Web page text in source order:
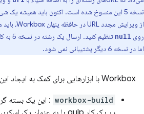
نسخه 5 این منسوخ شده است. اکنون باید همیشه یک
از ویرایش مجدد URL در حافظه پنهان Workbox، باید مشخصاً ویژگی
روی null
تنظیم
اما در نسخه 6 دیگر پشتیبانی نمی شود.
Workbox با ابزارهایی برای کمک به ایجاد این لیست ارائه می شود:
workbox-build : این یک بسته